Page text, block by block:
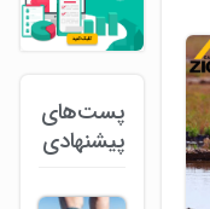
پست‌های
پیشنهادی